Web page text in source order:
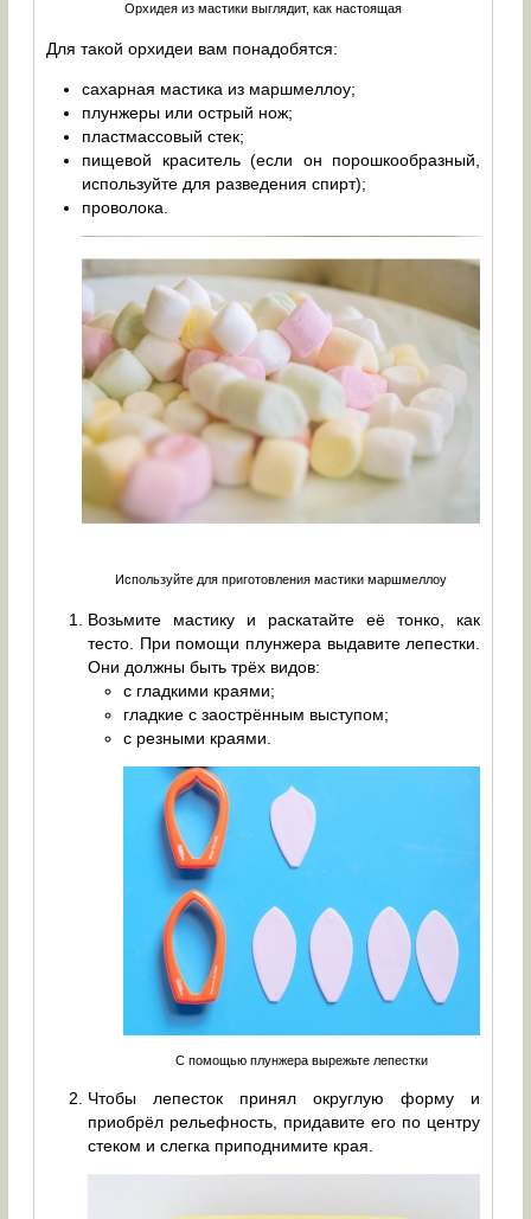
Орхидея из мастики выглядит, как настоящая
Для такой орхидеи вам понадобятся:
сахарная мастика из маршмеллоу;
плунжеры или острый нож;
пластмассовый стек;
пищевой краситель (если он порошкообразный,
используйте для разведения спирт);
проволока.
Используйте для приготовления мастики маршмеллоу
Возьмите мастику и раскатайте её тонко, как
тесто. При помощи плунжера выдавите лепестки.
Они должны быть трёх видов:
с гладкими краями;
гладкие с заострённым выступом;
с резными краями.
С помощью плунжера вырежьте лепестки
Чтобы лепесток принял округлую форму и
приобрёл рельефность, придавите его по центру
стеком и слегка приподнимите края.